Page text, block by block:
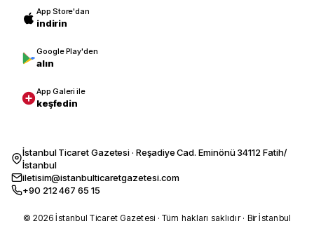
App Store'dan
indirin
Google Play'den
alın
App Galeri ile
keşfedin
İstanbul Ticaret Gazetesi · Reşadiye Cad. Eminönü 34112 Fatih/
İstanbul
iletisim@istanbulticaretgazetesi.com
+90 212 467 65 15
© 2026 İstanbul Ticaret Gazetesi · Tüm hakları saklıdır · Bir İstanbul